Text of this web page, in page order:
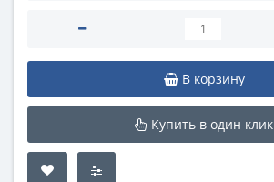
В корзину
Купить в один клик